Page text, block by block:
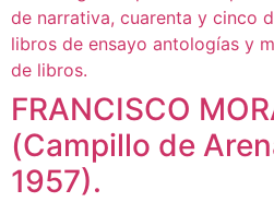
FRANCISCO
(Campillo de
1957).